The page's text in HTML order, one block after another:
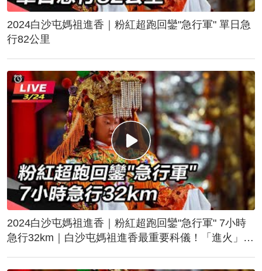
2024白沙屯媽祖進香｜粉紅超跑回鑾"急行軍" 單日急
行82公里
2024白沙屯媽祖進香｜粉紅超跑回鑾"急行軍" 7小時
急行32km｜白沙屯媽祖進香最重要科儀！「進火」儀